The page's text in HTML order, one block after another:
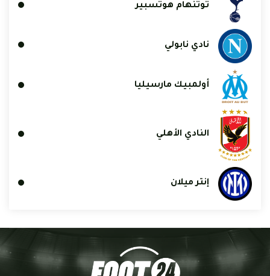
توتنهام هوتسبير
نادي نابولي
أولمبيك مارسيليا
النادي الأهلي
إنتر ميلان